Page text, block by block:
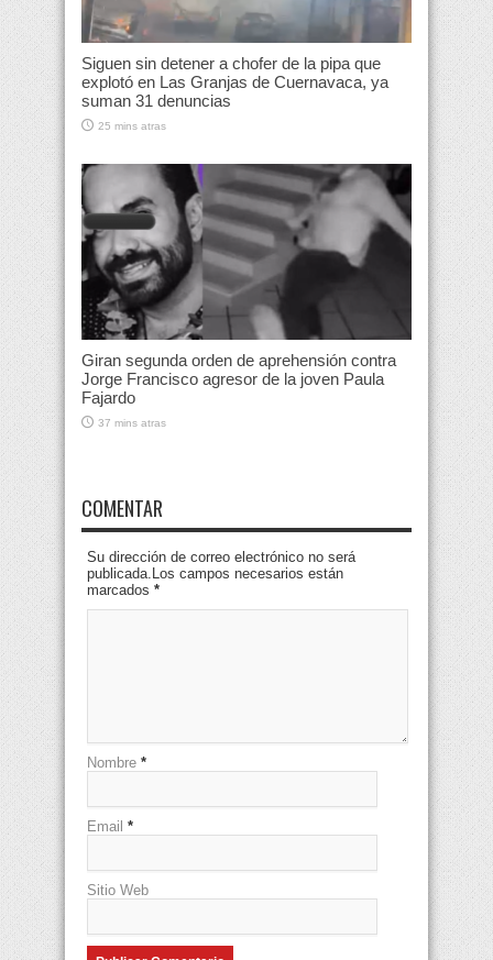
Siguen sin detener a chofer de la pipa que
explotó en Las Granjas de Cuernavaca, ya
suman 31 denuncias
25 mins atras
Giran segunda orden de aprehensión contra
Jorge Francisco agresor de la joven Paula
Fajardo
37 mins atras
COMENTAR
Su dirección de correo electrónico no será
publicada.Los campos necesarios están
marcados *
Nombre *
Email *
Sitio Web